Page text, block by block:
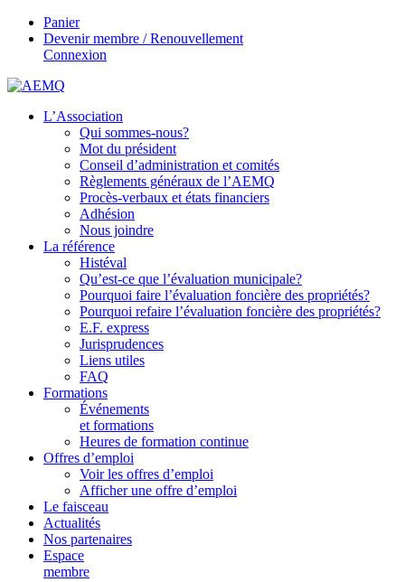
Panier
Devenir membre / Renouvellement
Connexion
L’Association
Qui sommes-nous?
Mot du président
Conseil d’administration et comités
Règlements généraux de l’AEMQ
Procès-verbaux et états financiers
Adhésion
Nous joindre
La référence
Histéval
Qu’est-ce que l’évaluation municipale?
Pourquoi faire l’évaluation foncière des propriétés?
Pourquoi refaire l’évaluation foncière des propriétés?
E.F. express
Jurisprudences
Liens utiles
FAQ
Formations
Événements
et formations
Heures de formation continue
Offres d’emploi
Voir les offres d’emploi
Afficher une offre d’emploi
Le faisceau
Actualités
Nos partenaires
Espace
membre